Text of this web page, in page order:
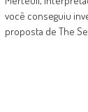
você conseguiu
proposta de The